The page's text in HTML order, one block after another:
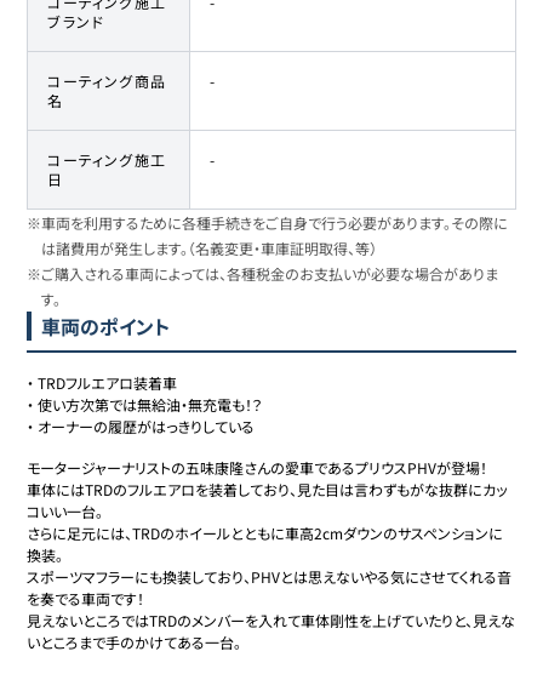
ブランド
コーティング商品
名
-
コーティング施工
日
-
※車両を利用するために各種手続きをご自身で行う必要があります。その際に
は諸費用が発生します。（名義変更・車庫証明取得、等）
※ご購入される車両によっては、各種税金のお支払いが必要な場合がありま
す。
車両のポイント
・TRDフルエアロ装着車
・使い方次第では無給油・無充電も！？
・ オーナーの履歴がはっきりしている
モータージャーナリストの五味康隆さんの愛車であるプリウスPHVが登場！
車体にはTRDのフルエアロを装着しており、見た目は言わずもがな抜群にカッ
コいい一台。
さらに足元には、TRDのホイールとともに車高2cmダウンのサスペンションに
換装。
スポーツマフラーにも換装しており、PHVとは思えないやる気にさせてくれる音
を奏でる車両です！
見えないところではTRDのメンバーを入れて車体剛性を上げていたりと、見えな
いところまで手のかけてある一台。